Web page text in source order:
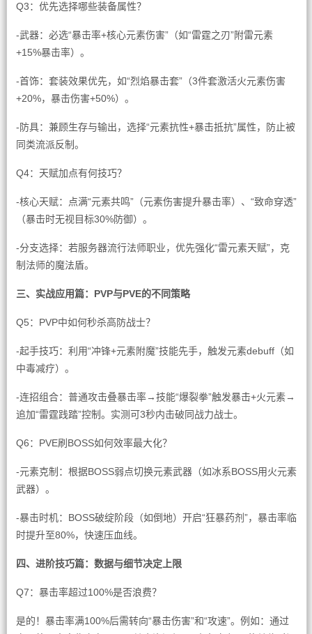
Q3：优先选择哪些装备属性？
-武器：必选“暴击率+核心元素伤害”（如“雷霆之刃”附雷元素
+15%暴击率）。
-首饰：套装效果优先，如“烈焰暴击套”（3件套激活火元素伤害
+20%，暴击伤害+50%）。
-防具：兼顾生存与输出，选择“元素抗性+暴击抵抗”属性，防止被
同类流派反制。
Q4：天赋加点有何技巧？
-核心天赋：点满“元素共鸣”（元素伤害提升暴击率）、“致命穿透”
（暴击时无视目标30%防御）。
-分支选择：若服务器流行法师职业，优先强化“雷元素天赋”，克
制法师的魔法盾。
三、实战应用篇：PVP与PVE的不同策略
Q5：PVP中如何秒杀高防战士？
-起手技巧：利用“冲锋+元素附魔”技能先手，触发元素debuff（如
中毒减疗）。
-连招组合：普通攻击叠暴击率→技能“爆裂拳”触发暴击+火元素→
追加“雷霆践踏”控制。实测可3秒内击破同战力战士。
Q6：PVE刷BOSS如何效率最大化？
-元素克制：根据BOSS弱点切换元素武器（如冰系BOSS用火元素
武器）。
-暴击时机：BOSS破绽阶段（如倒地）开启“狂暴药剂”，暴击率临
时提升至80%，快速压血线。
四、进阶技巧篇：数据与细节决定上限
Q7：暴击率超过100%是否浪费？
是的！暴击率满100%后需转向“暴击伤害”和“攻速”。例如：通过